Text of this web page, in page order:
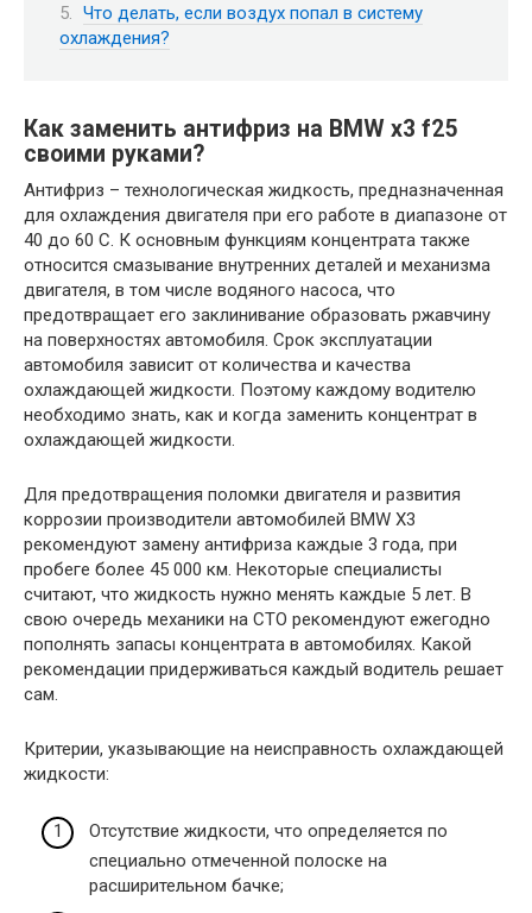
Что делать, если воздух попал в систему
охлаждения?
Как заменить антифриз на BMW x3 f25
своими руками?
Антифриз – технологическая жидкость, предназначенная
для охлаждения двигателя при его работе в диапазоне от
40 до 60 С. К основным функциям концентрата также
относится смазывание внутренних деталей и механизма
двигателя, в том числе водяного насоса, что
предотвращает его заклинивание образовать ржавчину
на поверхностях автомобиля. Срок эксплуатации
автомобиля зависит от количества и качества
охлаждающей жидкости. Поэтому каждому водителю
необходимо знать, как и когда заменить концентрат в
охлаждающей жидкости.
Для предотвращения поломки двигателя и развития
коррозии производители автомобилей BMW X3
рекомендуют замену антифриза каждые 3 года, при
пробеге более 45 000 км. Некоторые специалисты
считают, что жидкость нужно менять каждые 5 лет. В
свою очередь механики на СТО рекомендуют ежегодно
пополнять запасы концентрата в автомобилях. Какой
рекомендации придерживаться каждый водитель решает
сам.
Критерии, указывающие на неисправность охлаждающей
жидкости:
Отсутствие жидкости, что определяется по
специально отмеченной полоске на
расширительном бачке;